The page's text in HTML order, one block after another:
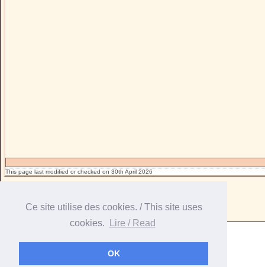
Ce site utilise des cookies. / This site uses
cookies.
Lire / Read
OK
This page last modified or checked on 30th April 2026